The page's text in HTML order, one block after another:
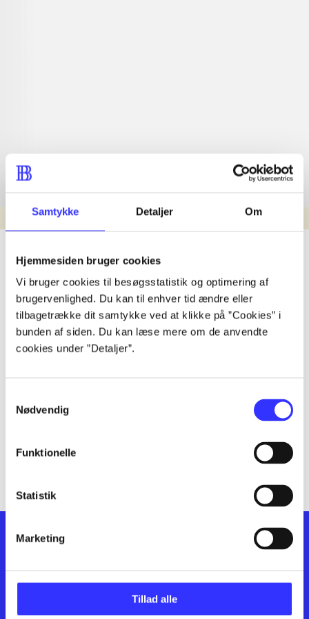
Samtykke Detaljer Om
Hjemmesiden bruger cookies
Vi bruger cookies til besøgsstatistik og optimering af
brugervenlighed. Du kan til enhver tid ændre eller
tilbagetrække dit samtykke ved at klikke på ”Cookies” i
bunden af siden. Du kan læse mere om de anvendte
cookies under ”Detaljer”.
Nødvendig
Funktionelle
Statistik
Marketing
Tillad alle
Nyhed
lorem ipsum dolor sit amet ...
lorem ipsum dolor sit amet ...
lorem ipsum dolor sit amet ...
lorem ipsum dolor sit amet ...
lorem ipsum dolor sit amet ...
lorem ipsum dolor sit amet ...